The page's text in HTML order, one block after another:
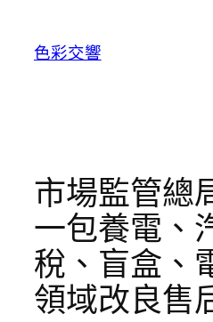
色彩交響
市場監管總
一包養電、
稅、盲盒、
領域改良售